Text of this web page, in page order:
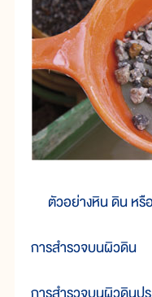
ตัวอย่างหิน ดิน หรื
การสำรวจบนผิวดิน